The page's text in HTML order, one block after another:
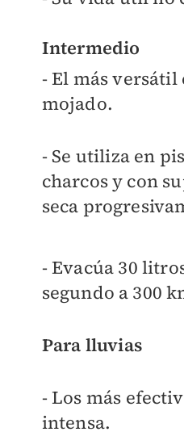
Intermedio
- El más versátil
mojado.
- Se utiliza en
charcos y con
seca
- Evacúa 30
segundo a 300
Para lluvias
- Los más
intensa.